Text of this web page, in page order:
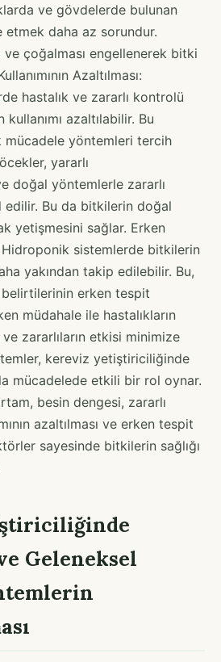
ve gövdelerde bulunan
etmek daha az sorundur.
ve çoğalması engellenerek bitki
Azaltılması:
hastalık ve zararlı kontrolü
azaltılabilir. Bu
yöntemleri tercih
yararlı
doğal yöntemlerle zararlı
Bu da bitkilerin doğal
yetişmesini sağlar. Erken
sistemlerde bitkilerin
yakından takip edilebilir. Bu,
belirtilerinin erken tespit
müdahale ile hastalıkların
zararlıların etkisi minimize
kereviz yetiştiriciliğinde
mücadelede etkili bir rol oynar.
besin dengesi, zararlı
azaltılması ve erken tespit
sayesinde bitkilerin sağlığı
Geleneksel